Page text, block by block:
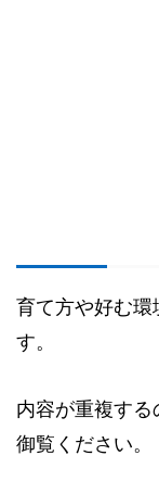
育て方や好む
す。
内容が重複す
御覧ください。